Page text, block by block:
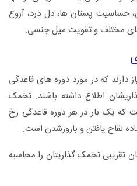
حساسیت پستان ها، دل درد، آروغ
مختلف و تقویت میل جنسی.
دارند که در مورد دوره های قاعدگی
اطلاع داشته باشند. تخمک
که یک بار در هر دوره قاعدگی رخ
لقاح یافتن و بارورشدن است.
تقریبی تخمک گذاریتان را محاسبه